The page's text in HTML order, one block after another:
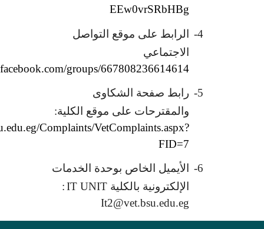
EEw0vrSRbHBg
4-
الرابط على موقع التواصل
الاجتماعي
groups/667808236614614
5-
رابط صفحة الشكاوى
والمقترحات على موقع الكلية:
Complaints/VetComplaints.aspx?
FID=7
6-
الأيميل الخاص بوحدة الخدمات
الإلكترونية بالكلية IT UNIT
:
It2@vet.bsu.edu.eg